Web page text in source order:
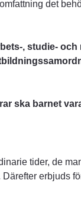
det
, studie- och
ska barnet
tider, de
erbjuds